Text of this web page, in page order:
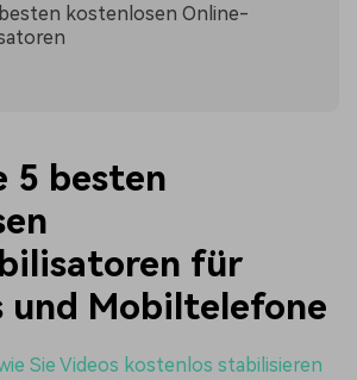
besten kostenlosen Online-
5 besten
für
und Mobiltelefone
Sie Videos kostenlos stabilisieren